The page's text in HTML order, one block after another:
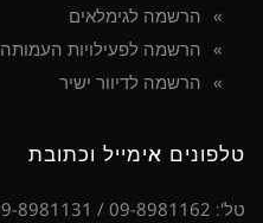
הרשמה לגימלאים
הרשמה לפעילויות העמותה
הרשמה לדיוור ישיר
טלפונים אימייל וכתובת
טל': 09-8981162 / 09-8981131